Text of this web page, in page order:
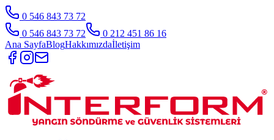
0 546 843 73 72
0 546 843 73 72
0 212 451 86 16
Ana SayfaBlogHakkımızdaİletişim